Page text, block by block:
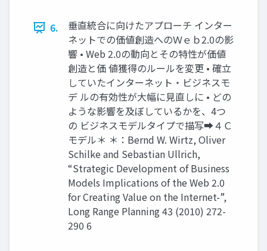
6.
垂直統合に向けたアプローチ インター
ネットでの価値創造へのＷｅｂ2.0の影
響 • Web 2.0の動向とその特性が価値
創造と価 値獲得のルールを変更 • 確立
していたインターネット・ビジネスモ
デ ルの有効性が大幅に見直しに • どの
ような影響を及ぼしているかを、4つ
の ビジネスモデルタイプで描写➡４Ｃ
モデル＊ ＊：Bernd W. Wirtz, Oliver
Schilke and Sebastian Ullrich,
“Strategic Development of Business
Models Implications of the Web 2.0
for Creating Value on the Internet-”,
Long Range Planning 43 (2010) 272-
290 6